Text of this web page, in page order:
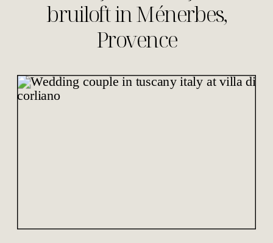
bruiloft in Ménerbes,
Provence